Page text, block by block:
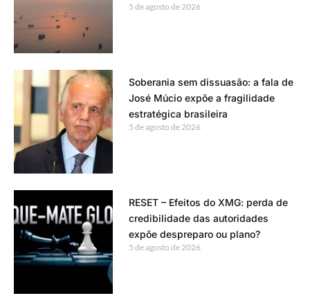
5 de agosto de 2026
Soberania sem dissuasão: a fala de
José Múcio expõe a fragilidade
estratégica brasileira
5 de agosto de 2026
RESET – Efeitos do XMG: perda de
credibilidade das autoridades
expõe despreparo ou plano?
5 de agosto de 2026